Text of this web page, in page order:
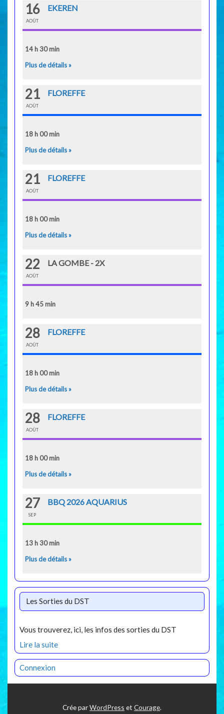
16
AOÛT
EKEREN
14 h 30 min
Plus de détails »
21
AOÛT
FLOREFFE
18 h 00 min
Plus de détails »
21
AOÛT
FLOREFFE
18 h 00 min
Plus de détails »
22
AOÛT
LA GOMBE - 2X
9 h 45 min
28
AOÛT
FLOREFFE
18 h 00 min
Plus de détails »
28
AOÛT
FLOREFFE
18 h 00 min
Plus de détails »
27
SEP
BBQ 2026 AQUARIUS
13 h 30 min
Plus de détails »
Les Sorties du DST
Vous trouverez, ici, les infos des sorties du DST
Lire la suite
Connexion
Crée parWordPress et Courage.